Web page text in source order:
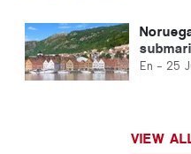
En - 25
VIEW